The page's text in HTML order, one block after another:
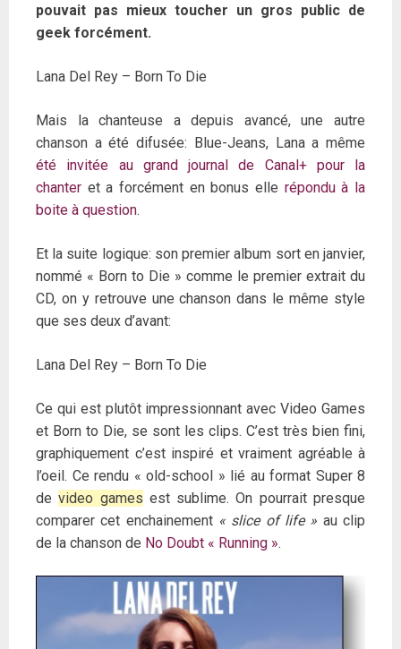
pouvait pas mieux toucher un gros public de
geek forcément.
Lana Del Rey – Born To Die
Mais la chanteuse a depuis avancé, une autre
chanson a été difusée: Blue-Jeans, Lana a même
été invitée au grand journal de Canal+ pour la
chanter et a forcément en bonus elle répondu à la
boite à question.
Et la suite logique: son premier album sort en janvier,
nommé « Born to Die » comme le premier extrait du
CD, on y retrouve une chanson dans le même style
que ses deux d’avant:
Lana Del Rey – Born To Die
Ce qui est plutôt impressionnant avec Video Games
et Born to Die, se sont les clips. C’est très bien fini,
graphiquement c’est inspiré et vraiment agréable à
l’oeil. Ce rendu « old-school » lié au format Super 8
devideo games est sublime. On pourrait presque
comparer cet enchainement « slice of life » au clip
de la chanson de No Doubt « Running ».